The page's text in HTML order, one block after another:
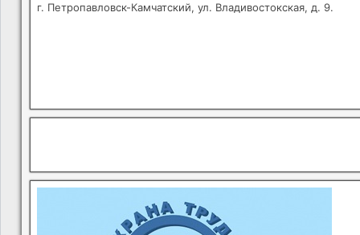
г. Петропавловск-Камчатский, ул. Владивостокская, д. 9.